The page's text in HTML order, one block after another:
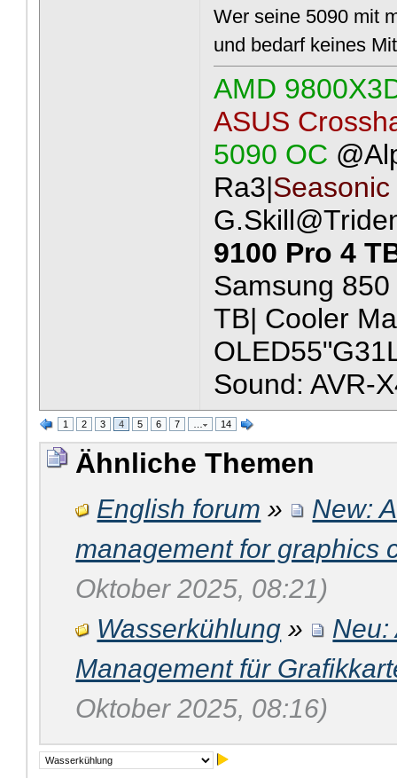
Wer seine 5090 mit
und bedarf keines
AMD
ASUS
5090 OC
Ra3|
9100 Pro 4
Samsung
TB| Cooler
Sound: AVR-
1 2 3 4 5 6 7 … 14
Ähnliche Themen
English forum »
New:
management for graphics
Oktober 2025, 08:21)
Wasserkühlung »
Neu:
Management für
Oktober 2025, 08:16)